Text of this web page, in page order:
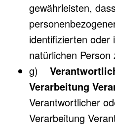
gewährleisten,
identifizierten oder
natürlichen
g)
Verarbeitung
Verantwortlicher
Verarbeitung